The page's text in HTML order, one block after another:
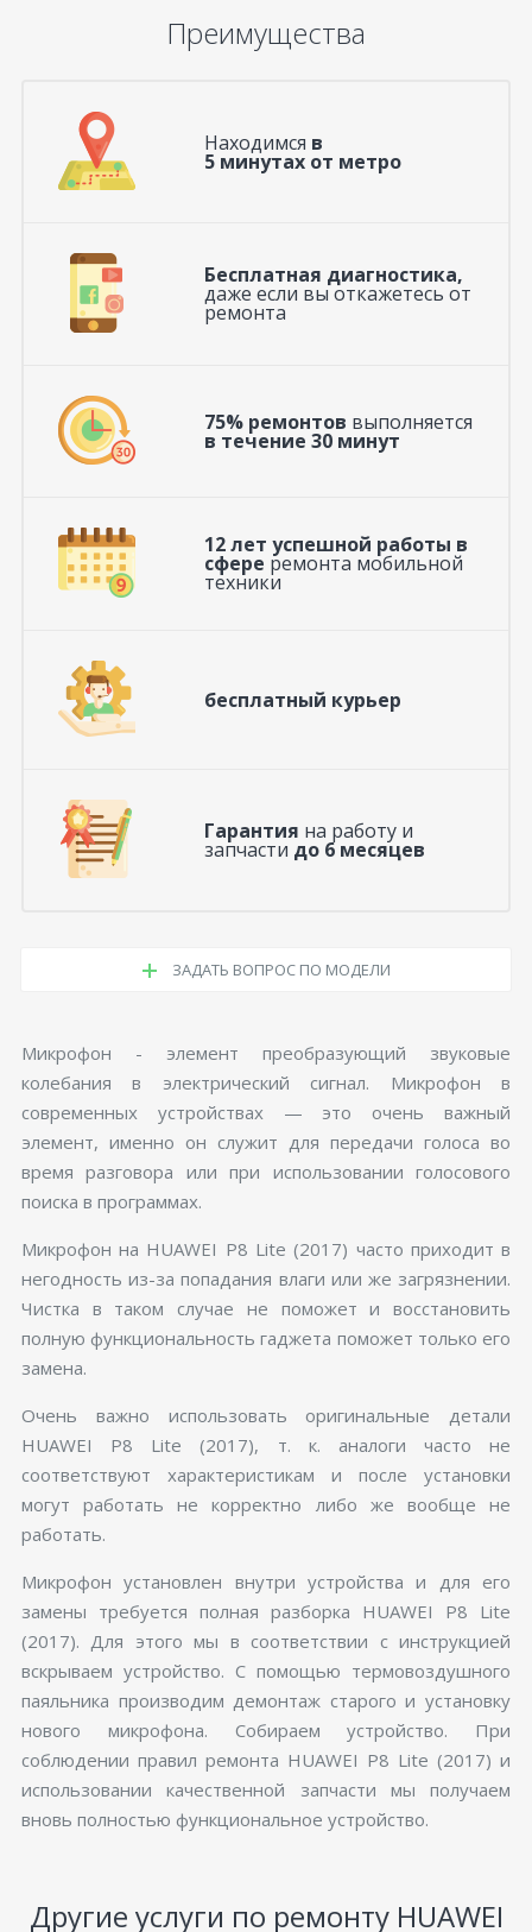
Преимущества
Находимся в
5 минутах от метро
Бесплатная диагностика,
даже если вы откажетесь от
ремонта
75% ремонтов выполняется
в течение 30 минут
12 лет успешной работы в
сфере ремонта мобильной
техники
бесплатный курьер
Гарантия на работу и
запчасти до 6 месяцев
ЗАДАТЬ ВОПРОС ПО МОДЕЛИ
Микрофон - элемент преобразующий звуковые
колебания в электрический сигнал. Микрофон в
современных устройствах — это очень важный
элемент, именно он служит для передачи голоса во
время разговора или при использовании голосового
поиска в программах.
Микрофон на HUAWEI P8 Lite (2017) часто приходит в
негодность из-за попадания влаги или же загрязнении.
Чистка в таком случае не поможет и восстановить
полную функциональность гаджета поможет только его
замена.
Очень важно использовать оригинальные детали
HUAWEI P8 Lite (2017), т. к. аналоги часто не
соответствуют характеристикам и после установки
могут работать не корректно либо же вообще не
работать.
Микрофон установлен внутри устройства и для его
замены требуется полная разборка HUAWEI P8 Lite
(2017). Для этого мы в соответствии с инструкцией
вскрываем устройство. С помощью термовоздушного
паяльника производим демонтаж старого и установку
нового микрофона. Собираем устройство. При
соблюдении правил ремонта HUAWEI P8 Lite (2017) и
использовании качественной запчасти мы получаем
вновь полностью функциональное устройство.
Другие услуги по ремонту HUAWEI